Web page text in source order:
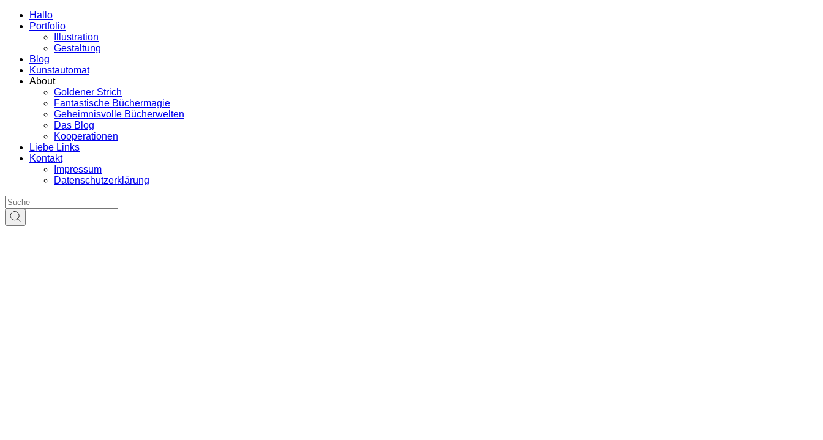
Hallo
Portfolio
Illustration
Gestaltung
Blog
Kunstautomat
About
Goldener Strich
Fantastische Büchermagie
Geheimnisvolle Bücherwelten
Das Blog
Kooperationen
Liebe Links
Kontakt
Impressum
Datenschutzerklärung